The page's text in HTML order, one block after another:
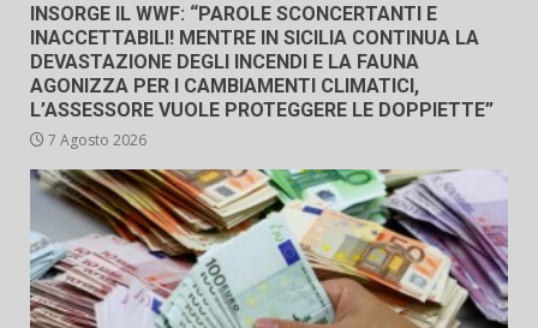
INSORGE IL WWF: “PAROLE SCONCERTANTI E
INACCETTABILI! MENTRE IN SICILIA CONTINUA LA
DEVASTAZIONE DEGLI INCENDI E LA FAUNA
AGONIZZA PER I CAMBIAMENTI CLIMATICI,
L’ASSESSORE VUOLE PROTEGGERE LE DOPPIETTE”
7 Agosto 2026